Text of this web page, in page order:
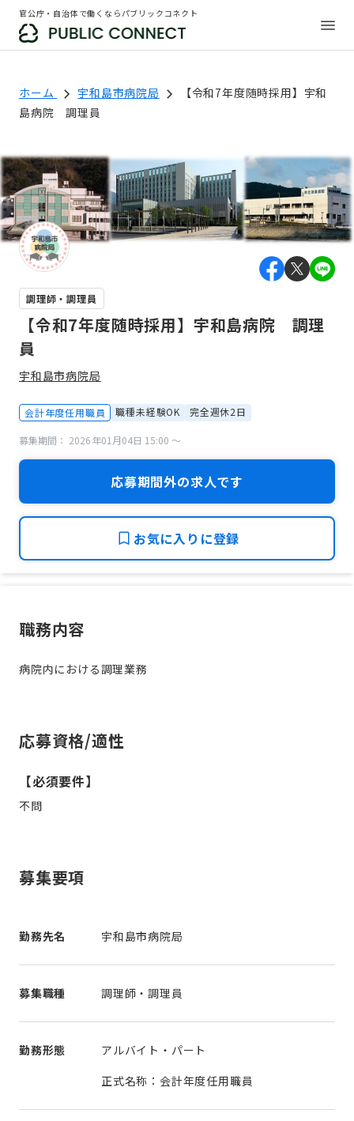
官公庁・自治体で働くならパブリックコネクト
ホーム 宇和島市病院局
【令和7年度随時採用】宇和
島病院 調理員
調理師・調理員
【令和7年度随時採用】宇和島病院 調理
員
宇和島市病院局
会計年度任用職員 職種未経験OK 完全週休2日
募集期間： 2026年01月04日 15:00 〜
応募期間外の求人です
お気に入りに登録
職務内容
病院内における調理業務
応募資格/適性
【必須要件】
不問
募集要項
勤務先名 宇和島市病院局
募集職種 調理師・調理員
勤務形態
アルバイト・パート
正式名称：会計年度任用職員